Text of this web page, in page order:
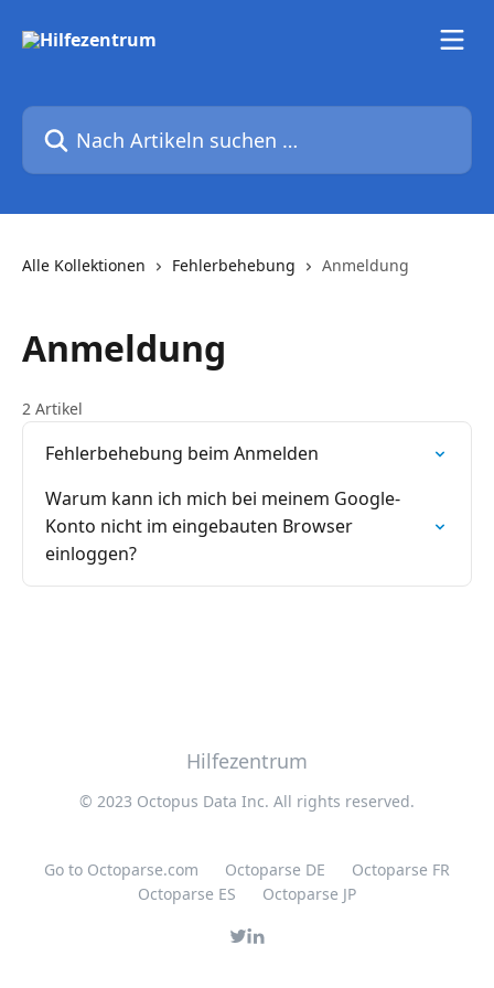
Nach Artikeln suchen …
Alle Kollektionen Fehlerbehebung Anmeldung
Anmeldung
2 Artikel
Fehlerbehebung beim Anmelden
Warum kann ich mich bei meinem Google-
Konto nicht im eingebauten Browser
einloggen?
Hilfezentrum
© 2023 Octopus Data Inc. All rights reserved.
Go to Octoparse.com Octoparse DE
Octoparse FR
Octoparse ES
Octoparse JP